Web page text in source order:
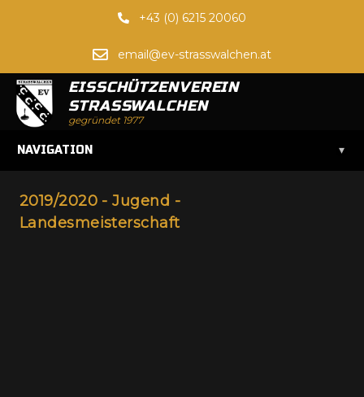
+43 (0) 6215 20060
email@ev-strasswalchen.at
EISSCHÜTZENVEREIN
STRASSWALCHEN
gegründet 1977
NAVIGATION ▾
2019/2020 - Jugend -
Landesmeisterschaft